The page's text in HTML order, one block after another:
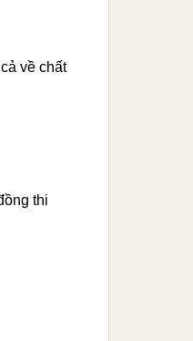
về chất
thi